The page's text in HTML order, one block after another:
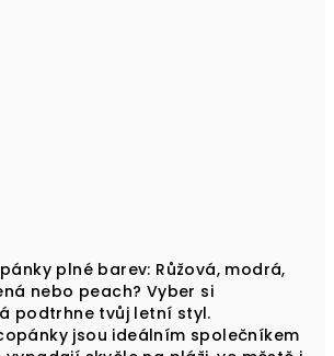
plné barev: Růžová, modrá,
nebo peach? Vyber si
podtrhne tvůj letní styl.
jsou ideálním společníkem